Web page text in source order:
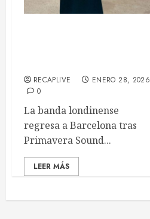
RECAPLIVE
ENERO 28, 2026
0
La banda londinense
regresa a Barcelona tras
Primavera Sound...
LEER MÁS